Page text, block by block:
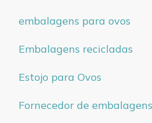
embalagens para ovos
Embalagens recicladas
Estojo para Ovos
Fornecedor de embalagens